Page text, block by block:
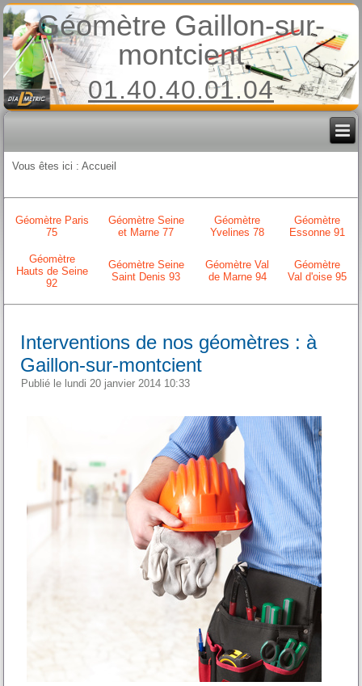
Géomètre Gaillon-sur-
montcient
01.40.40.01.04
Vous êtes ici :Accueil
Géomètre Paris
75
Géomètre Seine
et Marne 77
Géomètre
Yvelines 78
Géomètre
Essonne 91
Géomètre
Hauts de Seine
92
Géomètre Seine
Saint Denis 93
Géomètre Val
de Marne 94
Géomètre
Val d'oise 95
Interventions de nos géomètres : à
Gaillon-sur-montcient
Publié le lundi 20 janvier 2014 10:33